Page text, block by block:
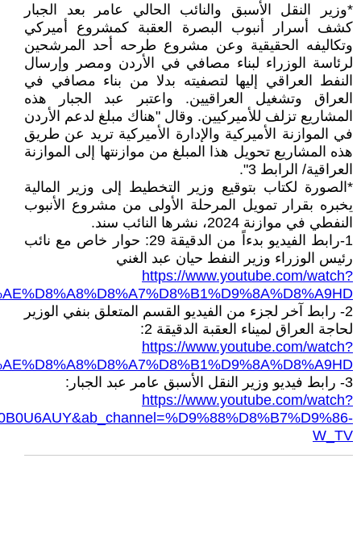
*وزير النقل الأسبق والنائب الحالي عامر بعد الجبار
كشف أسرار أنبوب البصرة العقبة كمشروع أميركي
وتكاليفه الحقيقية وعن مشروع طرحه أحد المرشحين
لرئاسة الوزراء لبناء مصافي في الأردن ومصر وإرسال
النفط العراقي إليها لتصفيته بدلا من بناء مصافي في
العراق وتشغيل العراقيين. واعتبر عبد الجبار هذه
المشاريع تزلف للأميركيين. وقال "هناك مبلغ لدعم الأردن
في الموازنة الأميركية والإدارة الأميركية تريد عن طريق
هذه المشاريع تحويل هذا المبلغ من موازنتها إلى الموازنة
العراقية/ الرابط 3".
*الصورة لكتاب بتوقيع وزير التخطيط إلى وزير المالية
يخبره بقرار تمويل المرحلة الأولى من مشروع الأنبوب
النفطي في موازنة 2024، نشرها النائب سند.
1-رابط الفيديو بدءاً من الدقيقة 29: حوار خاص مع نائب
رئيس الوزراء وزير النفط حيان عبد الغني
https://www.youtube.com/watch?
2- رابط آخر لجزء من الفيديو القسم المتعلق بنفي الوزير
لحاجة العراق لميناء العقبة الدقيقة 2:
https://www.youtube.com/watch?
3- رابط فيديو وزير النقل الأسبق عامر عبد الجبار:
https://www.youtube.com/watch?
W_TV